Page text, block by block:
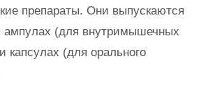
препараты. Они выпускаются
(для внутримышечных
капсулах (для орального